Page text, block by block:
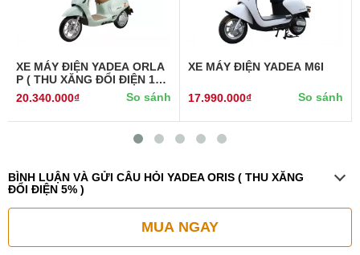
XE MÁY ĐIỆN YADEA ORLA
P ( THU XĂNG ĐỔI ĐIỆN 10%
)
20.340.000₫ So sánh
XE MÁY ĐIỆN YADEA M6I
17.990.000₫ So sánh
BÌNH LUẬN VÀ GỬI CÂU HỎI YADEA ORIS ( THU XĂNG
ĐỔI ĐIỆN 5% )
MUA NGAY